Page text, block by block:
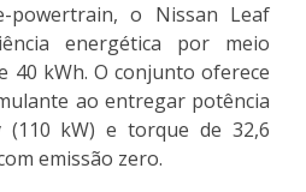
powertrain, o Nissan Leaf
energética por meio
40 kWh. O conjunto oferece
ao entregar potência
(110 kW) e torque de 32,6
emissão zero.